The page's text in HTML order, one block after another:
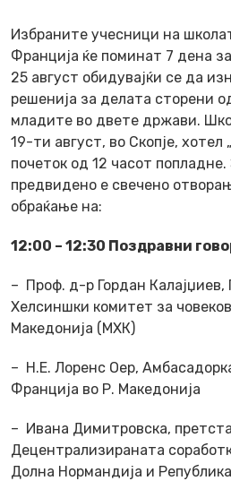
Избраните учесници на
Франција ќе поминат 7 дена
25 август обидувајќи се да
решенија за делата сторени
младите во двете држави.
19-ти август, во Скопје,
почеток од 12 часот
предвидено е свечено
обраќање на:
12:00 – 12:30 Поздравни
– Проф. д-р Гордан Калајџиев,
Хелсиншки комитет за
Македонија (МХК)
– Н.Е. Лоренс Оер,
Франција во Р. Македонија
– Ивана Димитровска,
Децентрализираната
Долна Нормандија и